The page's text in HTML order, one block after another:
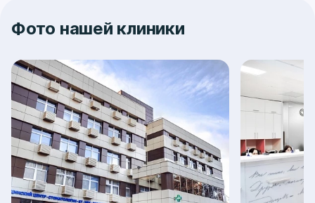
Фото нашей клиники